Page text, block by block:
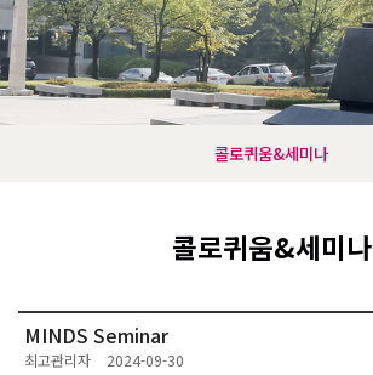
콜로퀴움&세미나
콜로퀴움&세미나
MINDS Seminar
최고관리자 2024-09-30